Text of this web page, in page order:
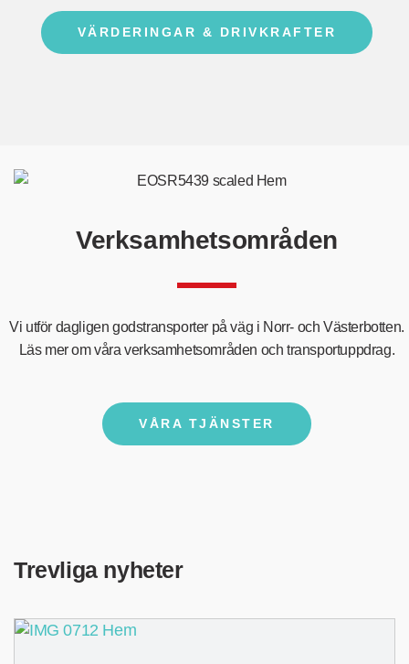
VÄRDERINGAR & DRIVKRAFTER
Verksamhetsområden
Vi utför dagligen godstransporter på väg i Norr- och Västerbotten.
Läs mer om våra verksamhetsområden och transportuppdrag.
VÅRA TJÄNSTER
Trevliga nyheter​